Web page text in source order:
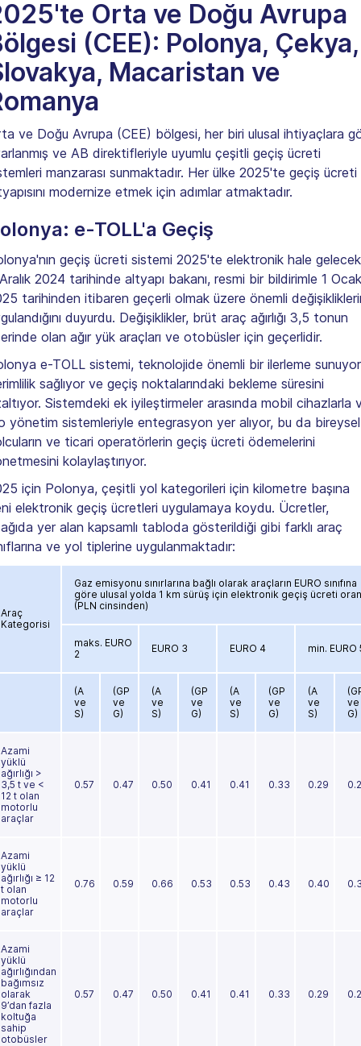
Orta ve Doğu Avrupa
(CEE): Polonya, Çekya,
Macaristan ve
ve Doğu Avrupa (CEE) bölgesi, her biri ulusal ihtiyaçlara
ve AB direktifleriyle uyumlu çeşitli geçiş ücreti
manzarası sunmaktadır. Her ülke 2025'te geçiş ücreti
modernize etmek için adımlar atmaktadır.
e-TOLL'a Geçiş
geçiş ücreti sistemi 2025'te elektronik hale
2024 tarihinde altyapı bakanı, resmi bir bildirimle 1 Ocak
tarihinden itibaren geçerli olmak üzere önemli
duyurdu. Değişiklikler, brüt araç ağırlığı 3,5 tonun
olan ağır yük araçları ve otobüsler için geçerlidir.
e-TOLL sistemi, teknolojide önemli bir ilerleme
sağlıyor ve geçiş noktalarındaki bekleme süresini
Sistemdeki ek iyileştirmeler arasında mobil cihazlarla
yönetim sistemleriyle entegrasyon yer alıyor, bu da bireysel
ve ticari operatörlerin geçiş ücreti ödemelerini
kolaylaştırıyor.
için Polonya, çeşitli yol kategorileri için kilometre başına
elektronik geçiş ücretleri uygulamaya koydu. Ücretler,
yer alan kapsamlı tabloda gösterildiği gibi farklı araç
ve yol tiplerine uygulanmaktadır:
Araç
Kategorisi
Gaz emisyonu sınırlarına bağlı olarak araçların EURO sınıfına
göre ulusal yolda 1 km sürüş için elektronik geçiş ücreti
(PLN cinsinden)
maks. EURO
2
EURO 3 EURO 4 min. EURO
(A
ve
S)
(GP
ve
G)
(A
ve
S)
(GP
ve
G)
(A
ve
S)
(GP
ve
G)
(A
ve
S)
ve
G)
Azami
yüklü
ağırlığı >
3,5 t ve <
12 t olan
motorlu
araçlar
0.57 0.47 0.50 0.41 0.41 0.33 0.29
Azami
yüklü
ağırlığı ≥ 12
t olan
motorlu
araçlar
0.76 0.59 0.66 0.53 0.53 0.43 0.40
Azami
yüklü
ağırlığından
bağımsız
olarak
9’dan fazla
koltuğa
sahip
otobüsler
0.57 0.47 0.50 0.41 0.41 0.33 0.29